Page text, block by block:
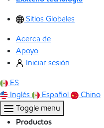
Sitios Globales
Acerca de
Apoyo
Iniciar sesión
ES
Inglés
Español
Chino
Toggle menu
Productos